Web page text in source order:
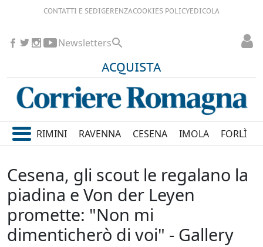
CONTATTI E SEDIGERENZACOOKIES POLICYEDICOLA
ACQUISTA
Newsletters
RIMINI RAVENNA CESENA IMOLA FORLÌ
Cesena, gli scout le regalano la
piadina e Von der Leyen
promette: "Non mi
dimenticherò di voi" - Gallery